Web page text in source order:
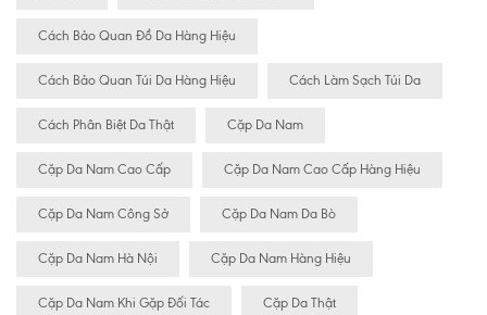
Cách Bảo Quan Đồ Da Hàng Hiệu
Cách Bảo Quan Túi Da Hàng Hiệu Cách Làm Sạch Túi Da
Cách Phân Biệt Da Thật Cặp Da Nam
Cặp Da Nam Cao Cấp Cặp Da Nam Cao Cấp Hàng Hiệu
Cặp Da Nam Công Sở Cặp Da Nam Da Bò
Cặp Da Nam Hà Nội Cặp Da Nam Hàng Hiệu
Cặp Da Nam Khi Gặp Đối Tác Cặp Da Thật